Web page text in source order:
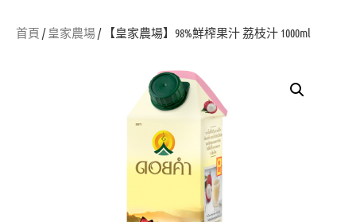
首頁 / 皇家農場/ 【皇家農場】98%鮮榨果汁 荔枝汁 1000ml